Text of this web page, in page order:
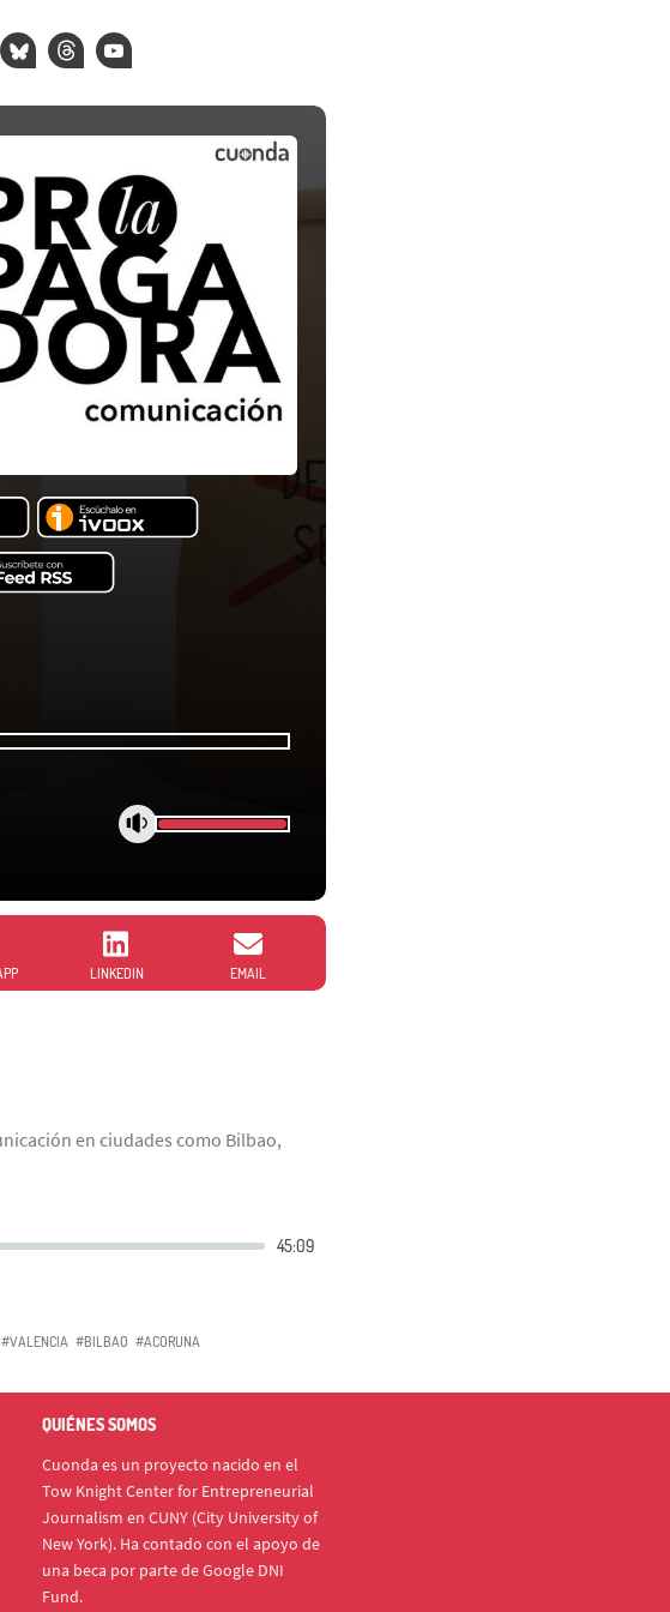
LINKEDIN EMAIL
en ciudades como Bilbao,
#VALENCIA #BILBAO #ACORUNA
QUIÉNES SOMOS
Cuonda es un proyecto nacido en el
Tow Knight Center for Entrepreneurial
Journalism en CUNY (City University of
New York). Ha contado con el apoyo de
una beca por parte de Google DNI
Fund.